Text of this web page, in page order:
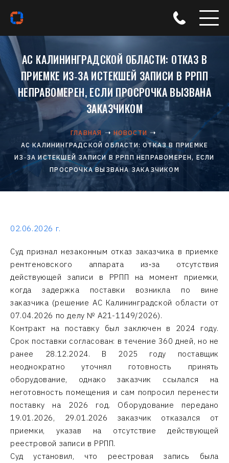
АС КАЛИНИНГРАДСКОЙ ОБЛАСТИ: ОТКАЗ В
ПРИЕМКЕ ИЗ‑ЗА ИСТЕКШЕЙ ЗАПИСИ В РРПП
НЕПРАВОМЕРЕН, ЕСЛИ ПРОСРОЧКА ВЫЗВАНА
ЗАКАЗЧИКОМ
ГЛАВНАЯ
НОВОСТИ
АС КАЛИНИНГРАДСКОЙ ОБЛАСТИ: ОТКАЗ В ПРИЕМКЕ
ИЗ‑ЗА ИСТЕКШЕЙ ЗАПИСИ В РРПП НЕПРАВОМЕРЕН, ЕСЛИ
ПРОСРОЧКА ВЫЗВАНА ЗАКАЗЧИКОМ
02.06.2026 г.
Суд признал незаконным отказ заказчика в приемке
рентгеновского аппарата из‑за отсутствия
действующей записи в РРПП на момент приемки,
когда задержка поставки возникла по вине
заказчика (решение АС Калининградской области от
07.04.2026 по делу № А21-1149/2026).
Контракт на поставку был заключен в 2024 году.
Срок поставки согласован: в течение 360 дней, но не
ранее 28.12.2024. В 2025 году поставщик
неоднократно уточнял готовность принять
оборудование, однако заказчик ссылался на
неготовность помещения и сам попросил перенести
поставку на 2026 год. Оборудование передано
19.01.2026, 29.01.2026 заказчик отказался от
приемки, указав на отсутствие действующей
реестровой записи в РРПП.
Суд установил, что реестровая запись была